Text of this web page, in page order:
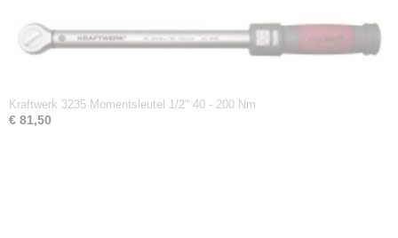
Kraftwerk 3235 Momentsleutel 1/2" 40 - 200 Nm
€ 81,50